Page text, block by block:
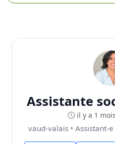
Assistante
il y a 1 mois
vaud-valais • Assistant-